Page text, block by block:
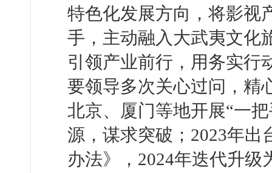
特色化发展方向，将影视
手，主动融入大武夷文化
引领产业前行，用务实行
要领导多次关心过问，精
北京、厦门等地开展“一
源，谋求突破；2023年
办法》，2024年迭代升级